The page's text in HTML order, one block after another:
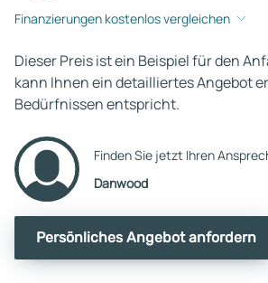
Finanzierungen kostenlos vergleichen
Dieser Preis ist ein Beispiel für den
kann Ihnen ein detailliertes Angebot
Bedürfnissen entspricht.
Finden Sie jetzt Ihren
Danwood
Persönliches Angebot anfordern